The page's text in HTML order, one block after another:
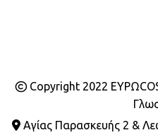
Copyright 2022
 Αγίας Παρασκευής 2 &